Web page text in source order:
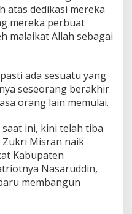
atas dedikasi mereka
mereka perbuat
malaikat Allah sebagai
ada sesuatu yang
seseorang berakhir
orang lain memulai.
ini, kini telah tiba
Zukri Misran naik
Kabupaten
Nasaruddin,
membangun